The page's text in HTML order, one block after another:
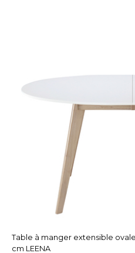
Table à manger extensible
cm LEENA